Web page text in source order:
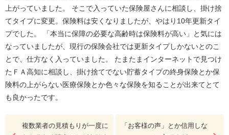
上がっていました。 そこで入っていた保険屋さんに相談し、掛け捨
てタイプに変更。保険料は安くなりましたが、やはり10年更新タイ
プでした。 「本当に保障の必要な高齢時は保険料が高い」と気には
なっていましたが、現行の保険会社では更新タイプしかないとのこ
とで、仕方なく入っていました。 たまたまインターネットで見つけ
たＦＡ高知に相談し、掛け捨てでない貯蓄タイプの終身保険とか保
険料の上がらない医療保険とか色々な保険を知ることが出来てとて
も良かったです。
複数業者の見積もりが一度に
「お客様の声」とか信用しな